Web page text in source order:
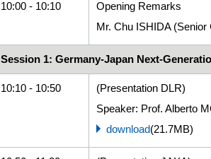
10:00 - 10:10
Opening Remarks
Mr. Chu ISHIDA
Session 1: Germany-Japan Next-
10:10 - 10:50
(Presentation DLR)
Speaker: Prof. Alberto
download(21.7MB)